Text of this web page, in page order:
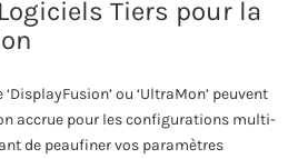
Tiers pour la
ou ‘UltraMon’ peuvent
accrue pour les configurations multi-
de peaufiner vos paramètres